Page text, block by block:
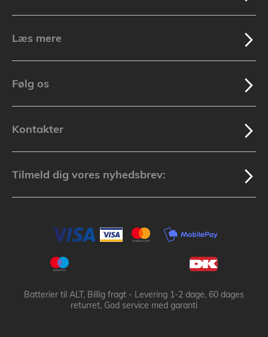
Læs mere
Følg os
Kontakter
Tilmeld dig vores nyhedsbrev:
Batterier til ALT, Billig fragt - Levering 1-2 dage, 60 dages
returret, God service med garanti